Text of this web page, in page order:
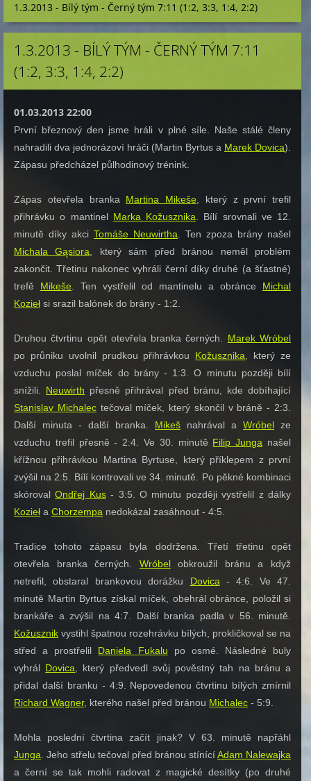
1.3.2013 - Bílý tým - Černý tým 7:11 (1:2, 3:3, 1:4, 2:2)
1.3.2013 - BÍLÝ TÝM - ČERNÝ TÝM 7:11
(1:2, 3:3, 1:4, 2:2)
01.03.2013 22:00
První březnový den jsme hráli v plné síle. Naše stálé členy
nahradili dva jednorázoví hráči (Martin Byrtus a Marek Dovica).
Zápasu předcházel půlhodinový trénink.
Zápas otevřela branka Martina Mikeše , který z první trefil
přihrávku o mantinel Marka Kožusznika . Bílí srovnali ve 12.
minutě díky akciTomáše Neuwirtha . Ten zpoza brány našel
Michala Gąsiora , který sám před bránou neměl problém
zakončit. Třetinu nakonec vyhráli černí díky druhé (a šťastné)
trefě Mikeše . Ten vystřelil od mantinelu a obránce Michal
Kozieł si srazil balónek do brány - 1:2.
Druhou čtvrtinu opět otevřela branka černých. Marek Wróbel
po průniku uvolnil prudkou přihrávkou Kožusznika , který ze
vzduchu poslal míček do brány - 1:3. O minutu později bílí
snížili. Neuwirth přesně přihrával před bránu, kde dobíhající
Stanislav Michalectečoval míček, který skončil v bráně - 2:3.
Další minuta - další branka. Mikeš nahrával aWróbel ze
vzduchu trefil přesně - 2:4. Ve 30. minutě Filip Junga našel
křížnou přihrávkou Martina Byrtuse, který příklepem z první
zvýšil na 2:5. Bílí kontrovali ve 34. minutě. Po pěkné kombinaci
skórovalOndřej Kus- 3:5. O minutu později vystřelil z dálky
Kozieł a Chorzempa nedokázal zasáhnout - 4:5.
Tradice tohoto zápasu byla dodržena. Třetí třetinu opět
otevřela branka černých. Wróbelobkroužil bránu a když
netrefil, obstaral brankovou dorážku Dovica - 4:6. Ve 47.
minutě Martin Byrtus získal míček, obehrál obránce, položil si
brankáře a zvýšil na 4:7. Další branka padla v 56. minutě.
Kožusznik vystihl špatnou rozehrávku bílých, prokličkoval se na
střed a prostřelil Daniela Fukalu po osmé. Následné buly
vyhrál Dovica , který předvedl svůj pověstný tah na bránu a
přidal další branku - 4:9. Nepovedenou čtvrtinu bílých zmírnil
Richard Wagner, kterého našel před bránou Michalec - 5:9.
Mohla poslední čtvrtina začít jinak? V 63. minutě napřáhl
Junga . Jeho střelu tečoval před bránou stínícíAdam Nalewajka
a černí se tak mohli radovat z magické desítky (po druhé